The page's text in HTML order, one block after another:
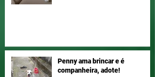
Penny ama brincar e é
companheira, adote!